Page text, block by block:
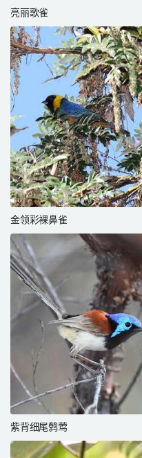
亮丽歌雀
金领彩裸鼻雀
紫背细尾鹩莺